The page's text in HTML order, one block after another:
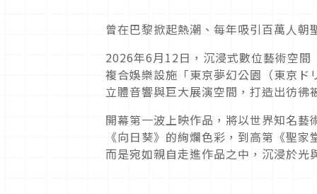
曾在巴黎掀起熱潮、每年吸引百萬人
2026年6月12日，沉浸式數位藝術空間
複合娛樂設施「東京夢幻公園（東京
立體音響與巨大展演空間，打造出彷彿
開幕第一波上映作品，將以世界知名
《向日葵》的絢爛色彩，到高第《聖
而是宛如親自走進作品之中，沉浸於光